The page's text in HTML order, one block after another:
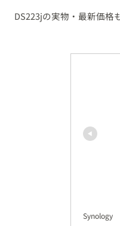
DS223jの実物・最新価格
Synology